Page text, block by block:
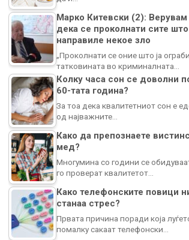
Марко Китевски (2): Верувам
дека се проколнати сите што
направиле некое зло
„Проколнати се оние што ја
татковината во криминалната…
Колку часа сон се доволни
60-тата година?
За тоа дека квалитетниот сон е
од најважните…
Како да препознаете
мед?
Многумина со години се
го проверат квалитетот…
Како телефонските повици
станаа стрес?
Првата причина поради која
помалку сакаат телефонски…